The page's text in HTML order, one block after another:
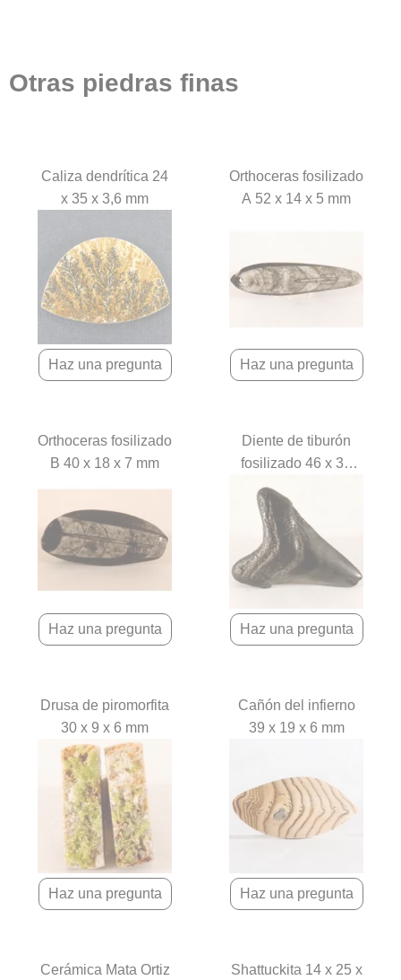
Otras piedras finas
Caliza dendrítica 24
x 35 x 3,6 mm
Orthoceras fosilizado
A 52 x 14 x 5 mm
Orthoceras fosilizado
B 40 x 18 x 7 mm
Diente de tiburón
fosilizado 46 x 33
Drusa de piromorfita
30 x 9 x 6 mm
Cañón del infierno
39 x 19 x 6 mm
Cerámica Mata Ortiz
Shattuckita 14 x 25 x